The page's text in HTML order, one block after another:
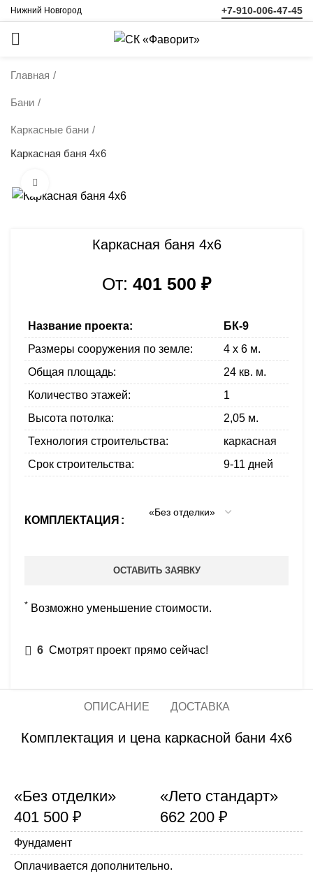
Нижний Новгород +7-910-006-47-45
Главная
Бани
Каркасные бани
Каркасная баня 4х6
Каркасная баня 4х6
От: 401 500 ₽
Название проекта:
БК-9
Размеры сооружения по земле:
4 x 6 м.
Общая площадь:
24 кв. м.
Количество этажей:
1
Высота потолка:
2,05 м.
Технология строительства:
каркасная
Срок строительства:
9-11 дней
КОМПЛЕКТАЦИЯ
ОСТАВИТЬ ЗАЯВКУ
* Возможно уменьшение стоимости.
6 Смотрят проект прямо сейчас!
ОПИСАНИЕ ДОСТАВКА
Комплектация и цена каркасной бани 4х6
«Без отделки»
401 500 ₽
«Лето стандарт»
662 200 ₽
Фундамент
Оплачивается дополнительно.